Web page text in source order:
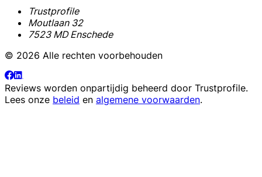
Trustprofile
Moutlaan 32
7523 MD Enschede
© 2026 Alle rechten voorbehouden
Reviews worden onpartijdig beheerd door Trustprofile.
Lees onze beleid en algemene voorwaarden.